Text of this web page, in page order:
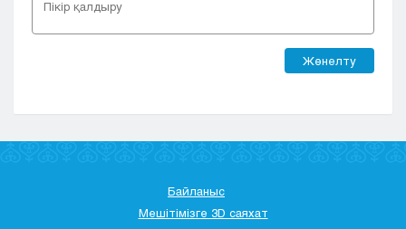
Жөнелту
Байланыс
Мешітімізге 3D саяхат